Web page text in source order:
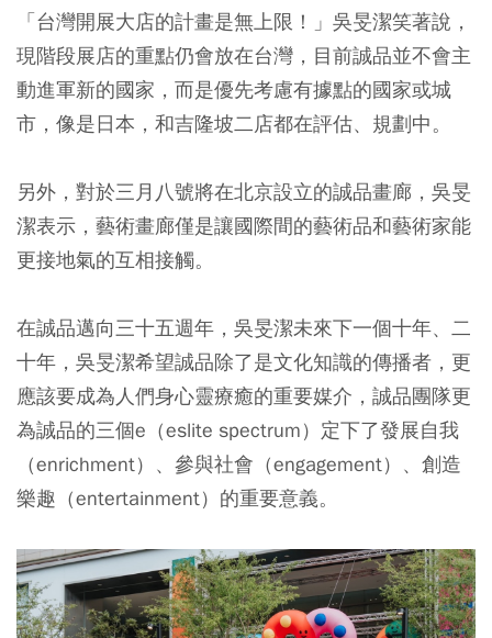
「台灣開展大店的計畫是無上限！」吳旻潔笑著說，
現階段展店的重點仍會放在台灣，目前誠品並不會主
動進軍新的國家，而是優先考慮有據點的國家或城
市，像是日本，和吉隆坡二店都在評估、規劃中。
另外，對於三月八號將在北京設立的誠品畫廊，吳旻
潔表示，藝術畫廊僅是讓國際間的藝術品和藝術家能
更接地氣的互相接觸。
在誠品邁向三十五週年，吳旻潔未來下一個十年、二
十年，吳旻潔希望誠品除了是文化知識的傳播者，更
應該要成為人們身心靈療癒的重要媒介，誠品團隊更
為誠品的三個e（eslite spectrum）定下了發展自我
（enrichment）、參與社會（engagement）、創造
樂趣（entertainment）的重要意義。